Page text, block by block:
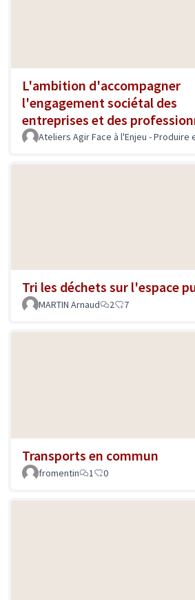
L'ambition d'accompagner
l'engagement sociétal des
entreprises et des
Ateliers Agir Face à l'Enjeu - Produire
Tri les déchets sur l'espace
MARTIN Arnaud
2 7
Transports en commun
fromentin
1 0